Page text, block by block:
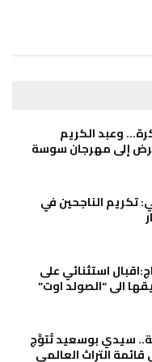
وعبد الكريم
إلى مهرجان سوسة
تكريم الناجحين في
استثنائي على
الى “الصولد اوت”
سيدي بوسعيد تُتوَّج
التراث العالمي